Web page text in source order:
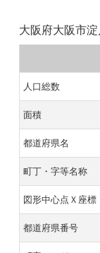
大阪府大阪市
人口総数
面積
都道府県名
町丁・字等名称
図形中心点Ｘ座標
都道府県番号